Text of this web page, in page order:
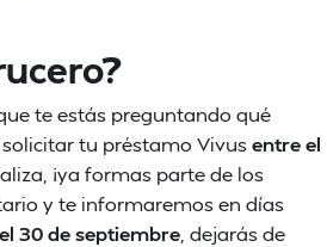
te estás preguntando qué
tu préstamo Vivusentre el
¡ya formas parte de los
y te informaremos en días
el 30 de septiembre , dejarás de